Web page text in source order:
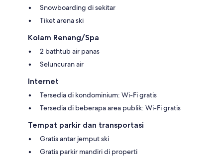
Snowboarding di sekitar
Tiket arena ski
Kolam Renang/Spa
2 bathtub air panas
Seluncuran air
Internet
Tersedia di kondominium: Wi-Fi gratis
Tersedia di beberapa area publik: Wi-Fi gratis
Tempat parkir dan transportasi
Gratis antar jemput ski
Gratis parkir mandiri di properti